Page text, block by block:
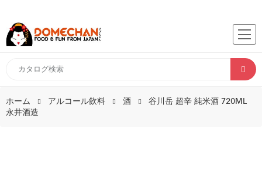
ホーム アルコール飲料 酒
谷川岳 超辛 純米酒 720ML
永井酒造